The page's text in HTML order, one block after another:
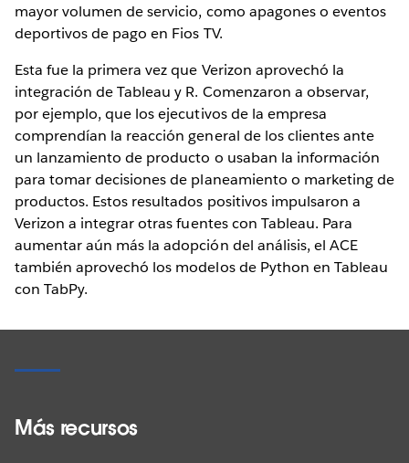
mayor volumen de servicio, como apagones o eventos
deportivos de pago en Fios TV.
Esta fue la primera vez que Verizon aprovechó la
integración de Tableau y R. Comenzaron a observar,
por ejemplo, que los ejecutivos de la empresa
comprendían la reacción general de los clientes ante
un lanzamiento de producto o usaban la información
para tomar decisiones de planeamiento o marketing de
productos. Estos resultados positivos impulsaron a
Verizon a integrar otras fuentes con Tableau. Para
aumentar aún más la adopción del análisis, el ACE
también aprovechó los modelos de Python en Tableau
con TabPy.
Más recursos